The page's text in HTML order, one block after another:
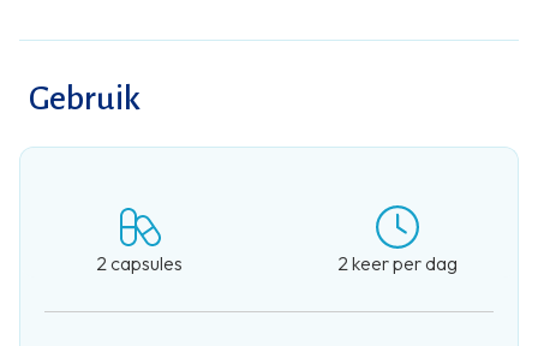
Gebruik
2 capsules 2 keer per dag